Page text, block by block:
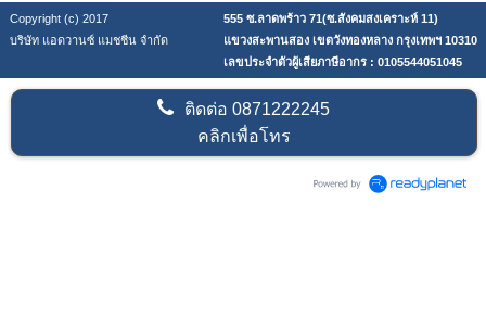
Copyright (c) 2017
555 ซ.ลาดพร้าว 71(ซ.สังคมสงเคราะห์ 11)
บริษัท แอดวานซ์ แมชชีน จำกัด
แขวงสะพานสอง เขตวังทองหลาง กรุงเทพฯ 10310
เลขประจำตัวผู้เสียภาษีอากร : 0105544051045
ติดต่อ0871222245
คลิกเพื่อโทร